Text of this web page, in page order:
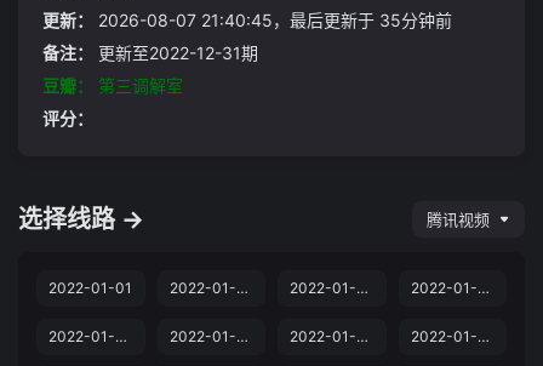
更新：
2026-08-07 21:40:45，最后更新于 35分钟前
备注：
更新至2022-12-31期
豆瓣：
第三调解室
评分：
选择线路 → 腾讯视频
2022-01-01 2022-01-02 2022-01-03 2022-01-04
2022-01-05 2022-01-06 2022-01-07 2022-01-08